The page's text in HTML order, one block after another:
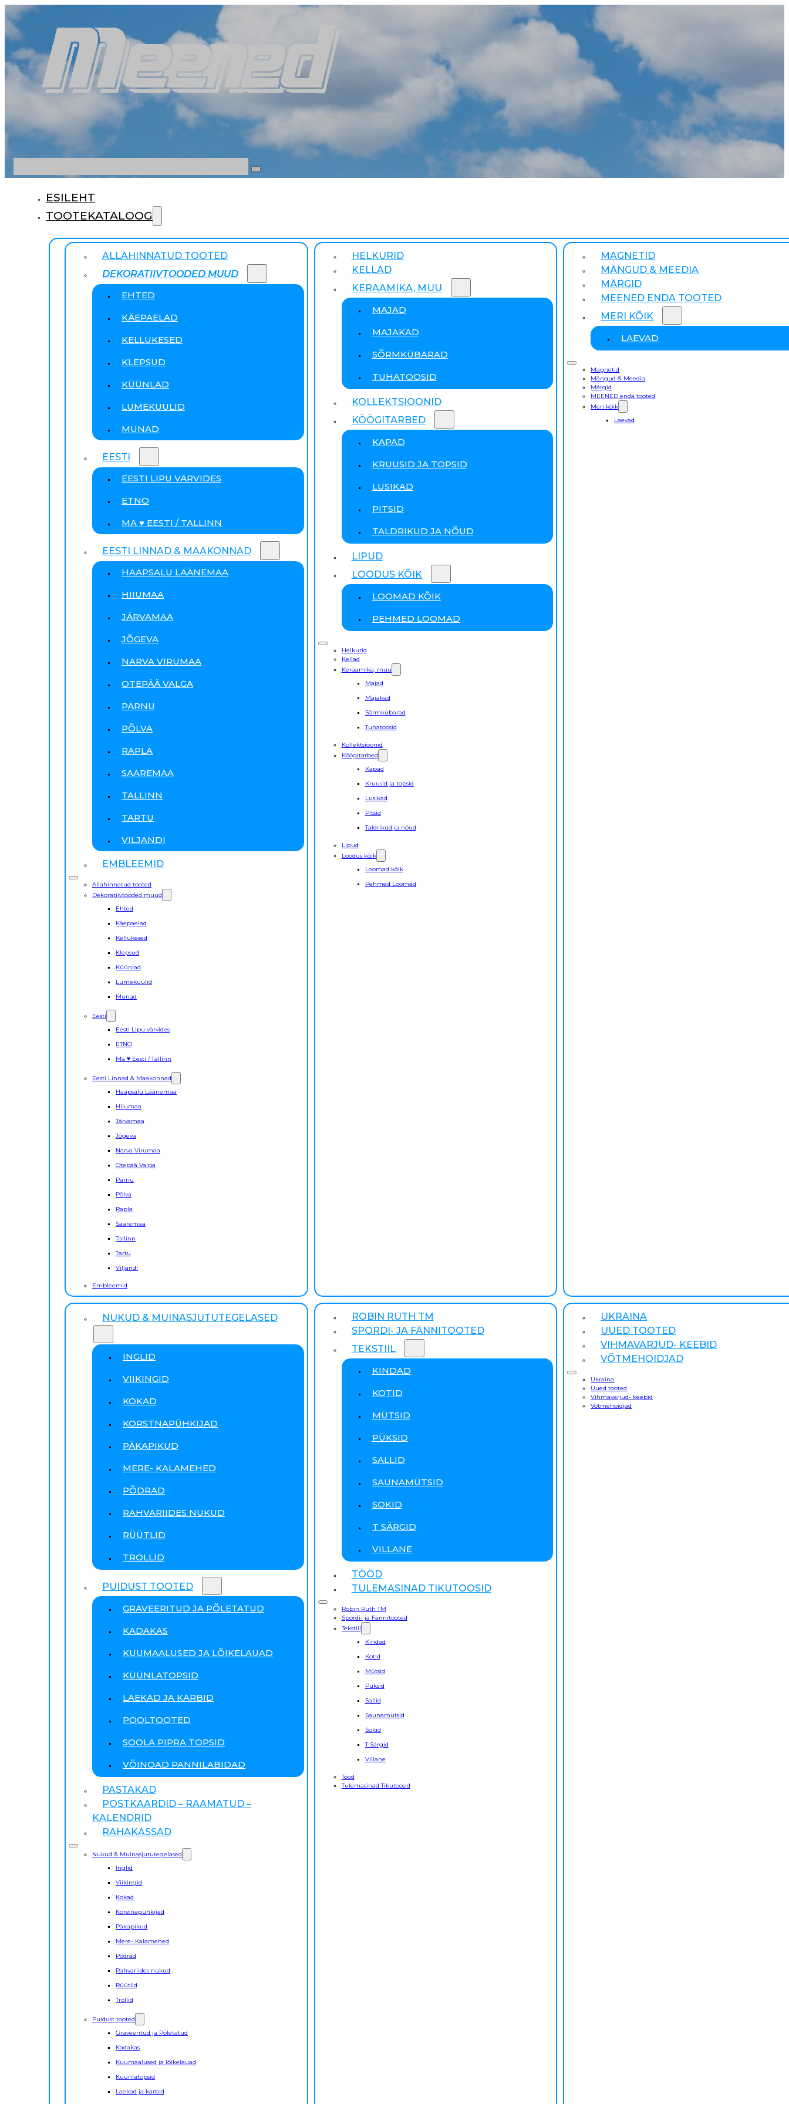
ESILEHT
TOOTEKATALOOG
ALLAHINNATUD TOOTED
DEKORATIIVTOODED MUUD
EHTED
KÄEPAELAD
KELLUKESED
KLEPSUD
KÜÜNLAD
LUMEKUULID
MUNAD
EESTI
EESTI LIPU VÄRVIDES
ETNO
MA ♥ EESTI / TALLINN
EESTI LINNAD & MAAKONNAD
HAAPSALU LÄÄNEMAA
HIIUMAA
JÄRVAMAA
JÕGEVA
NARVA VIRUMAA
OTEPÄÄ VALGA
PÄRNU
PÕLVA
RAPLA
SAAREMAA
TALLINN
TARTU
VILJANDI
EMBLEEMID
Allahinnatud tooted
Dekoratiivtooded muud
Ehted
Käepaelad
Kellukesed
Klepsud
Küünlad
Lumekuulid
Munad
Eesti
Eesti Lipu värvides
ETNO
Ma ♥ Eesti / Tallinn
Eesti Linnad & Maakonnad
Haapsalu Läänemaa
Hiiumaa
Järvamaa
Jõgeva
Narva Virumaa
Otepää Valga
Pärnu
Põlva
Rapla
Saaremaa
Tallinn
Tartu
Viljandi
Embleemid
HELKURID
KELLAD
KERAAMIKA, MUU
MAJAD
MAJAKAD
SÕRMKÜBARAD
TUHATOOSID
KOLLEKTSIOONID
KÖÖGITARBED
KAPAD
KRUUSID JA TOPSID
LUSIKAD
PITSID
TALDRIKUD JA NÕUD
LIPUD
LOODUS KÕIK
LOOMAD KÕIK
PEHMED LOOMAD
Helkurid
Kellad
Keraamika, muu
Majad
Majakad
Sõrmkübarad
Tuhatoosid
Kollektsioonid
Köögitarbed
Kapad
Kruusid ja topsid
Lusikad
Pitsid
Taldrikud ja nõud
Lipud
Loodus kõik
Loomad kõik
Pehmed Loomad
MAGNETID
MÄNGUD & MEEDIA
MÄRGID
MEENED ENDA TOOTED
MERI KÕIK
LAEVAD
Magnetid
Mängud & Meedia
Märgid
MEENED enda tooted
Meri kõik
Laevad
NUKUD & MUINASJUTUTEGELASED
INGLID
VIIKINGID
KOKAD
KORSTNAPÜHKIJAD
PÄKAPIKUD
MERE- KALAMEHED
PÕDRAD
RAHVARIIDES NUKUD
RÜÜTLID
TROLLID
PUIDUST TOOTED
GRAVEERITUD JA PÕLETATUD
KADAKAS
KUUMAALUSED JA LÕIKELAUAD
KÜÜNLATOPSID
LAEKAD JA KARBID
POOLTOOTED
SOOLA PIPRA TOPSID
VÕINOAD PANNILABIDAD
PASTAKAD
POSTKAARDID – RAAMATUD –
KALENDRID
RAHAKASSAD
Nukud & Muinasjututegelased
Inglid
Viikingid
Kokad
Korstnapühkijad
Päkapikud
Mere- Kalamehed
Põdrad
Rahvariides nukud
Rüütlid
Trollid
Puidust tooted
Graveeritud ja Põletatud
Kadakas
Kuumaalused ja lõikelauad
Küünlatopsid
Laekad ja karbid
ROBIN RUTH TM
SPORDI- JA FÄNNITOOTED
TEKSTIIL
KINDAD
KOTID
MÜTSID
PÜKSID
SALLID
SAUNAMÜTSID
SOKID
T SÄRGID
VILLANE
TÖÖD
TULEMASINAD TIKUTOOSID
Robin Ruth TM
Spordi- ja Fännitooted
Tekstiil
Kindad
Kotid
Mütsid
Püksid
Sallid
Saunamütsid
Sokid
T Särgid
Villane
Tööd
Tulemasinad Tikutoosid
UKRAINA
UUED TOOTED
VIHMAVARJUD- KEEBID
VÕTMEHOIDJAD
Ukraina
Uued tooted
Vihmavarjud- keebid
Võtmehoidjad